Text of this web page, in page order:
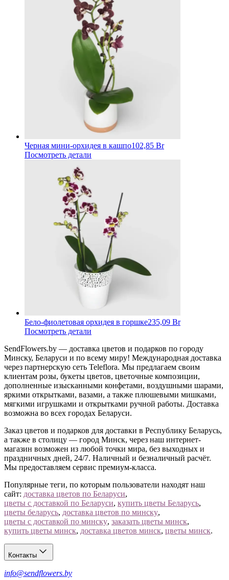
Черная мини-орхидея в кашпо102,85 Br
Посмотреть детали
Бело-фиолетовая орхидея в горшке235,09 Br
Посмотреть детали
SendFlowers.by — доставка цветов и подарков по городу
Минску, Беларуси и по всему миру! Международная доставка
через партнерскую сеть Teleflora. Мы предлагаем своим
клиентам розы, букеты цветов, цветочные композиции,
дополненные изысканными конфетами, воздушными шарами,
яркими открытками, вазами, а также плюшевыми мишками,
мягкими игрушками и открытками ручной работы. Доставка
возможна во всех городах Беларуси.
Заказ цветов и подарков для доставки в Республику Беларусь,
а также в столицу — город Минск, через наш интернет-
магазин возможен из любой точки мира, без выходных и
праздничных дней, 24/7. Наличный и безналичный расчёт.
Мы предоставляем сервис премиум-класса.
Популярные теги, по которым пользователи находят наш
сайт: доставка цветов по Беларуси,
цветы с доставкой по Беларуси, купить цветы Беларусь,
цветы беларусь, доставка цветов по минску,
цветы с доставкой по минску, заказать цветы минск,
купить цветы минск, доставка цветов минск, цветы минск.
Контакты
info@sendflowers.by